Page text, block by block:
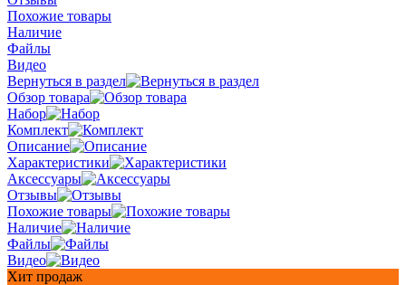
Похожие товары
Наличие
Файлы
Видео
Вернуться в раздел
Обзор товара
Набор
Комплект
Описание
Характеристики
Аксессуары
Отзывы
Похожие товары
Наличие
Файлы
Видео
Хит продаж